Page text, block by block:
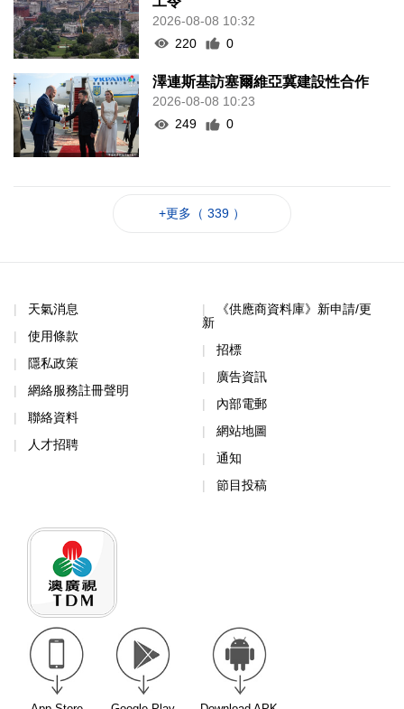
2026-08-08 10:32
220
0
澤連斯基訪塞爾維亞冀建設性合作
2026-08-08 10:23
249
0
+更多（ 339 ）
天氣消息
使用條款
隱私政策
網絡服務註冊聲明
聯絡資料
人才招聘
《供應商資料庫》新申請/更
新
招標
廣告資訊
內部電郵
網站地圖
通知
節目投稿